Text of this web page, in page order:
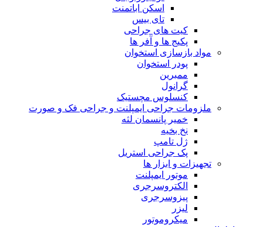
اسکن اباتمنت
تای بیس
کیت های جراحی
پکیج ها و آفر ها
مواد بازسازی استخوان
پودر استخوان
ممبرین
گرانول
کنسلوس مچستیک
ملزومات جراحی ایمپلنت و جراحی فک و صورت
خمیر پانسمان لثه
نخ بخیه
ژل تامپ
پک جراحی استریل
تجهیزات و ابزار ها
موتور ایمپلنت
الکتروسرجری
پیزوسرجری
لیزر
میکروموتور